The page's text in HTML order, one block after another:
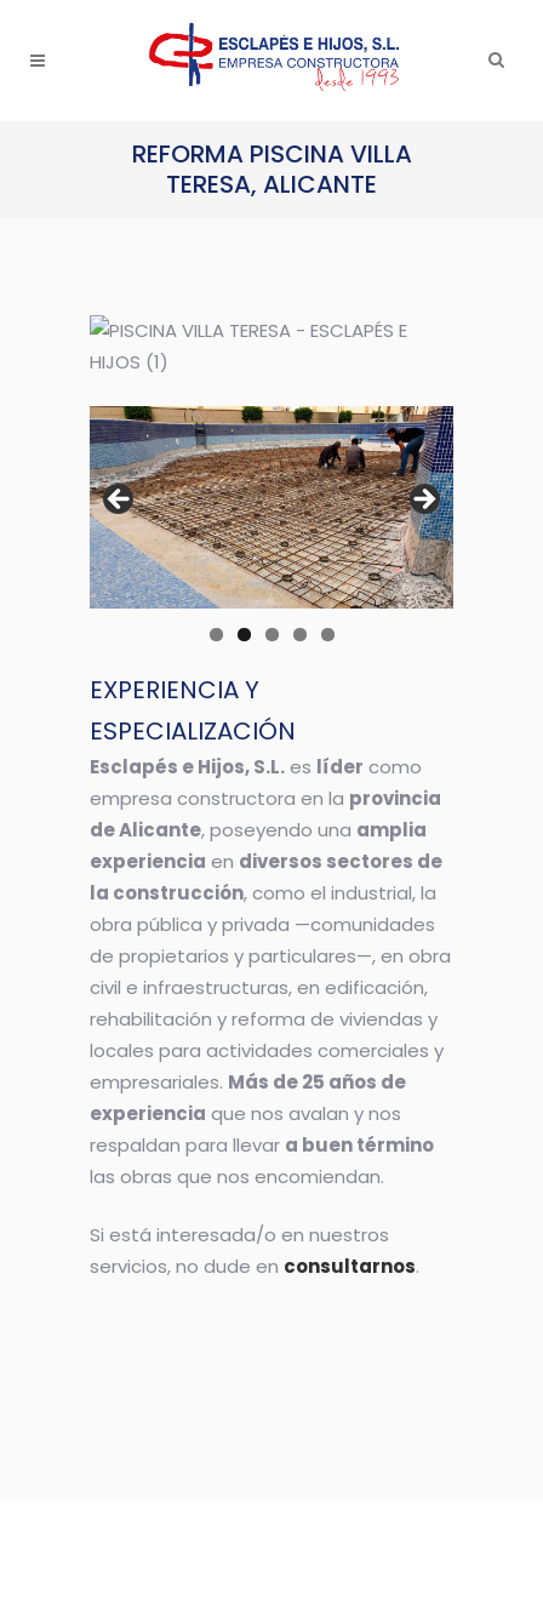
REFORMA PISCINA VILLA
TERESA, ALICANTE
EXPERIENCIA Y
ESPECIALIZACIÓN
Esclapés e Hijos, S.L.es líder como
empresa constructora en la provincia
de Alicante, poseyendo una amplia
experiencia en diversos sectores de
la construcción, como el industrial, la
obra pública y privada —comunidades
de propietarios y particulares—, en obra
civil e infraestructuras, en edificación,
rehabilitación y reforma de viviendas y
locales para actividades comerciales y
empresariales. Más de 25 años de
experiencia que nos avalan y nos
respaldan para llevar a buen término
las obras que nos encomiendan.
Si está interesada/o en nuestros
servicios, no dude en consultarnos.